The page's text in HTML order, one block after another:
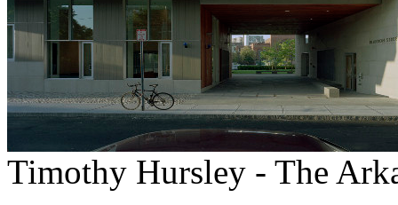
Timothy Hursley - The